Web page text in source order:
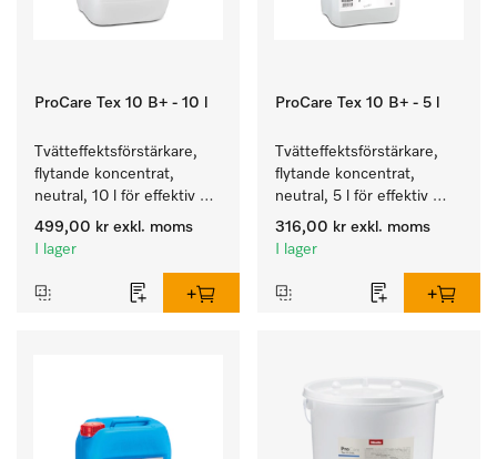
ProCare Tex 10 B+ - 10 l
Tvätteffektsförstärkare,
flytande koncentrat,
neutral, 10 l för effektiv
borttagning av fettbaserad
smuts.
499,00 kr exkl. moms
I lager
ProCare Tex 10 B+ - 5 l
Tvätteffektsförstärkare,
flytande koncentrat,
neutral, 5 l för effektiv
borttagning av fettbaserad
smuts.
316,00 kr exkl. moms
I lager